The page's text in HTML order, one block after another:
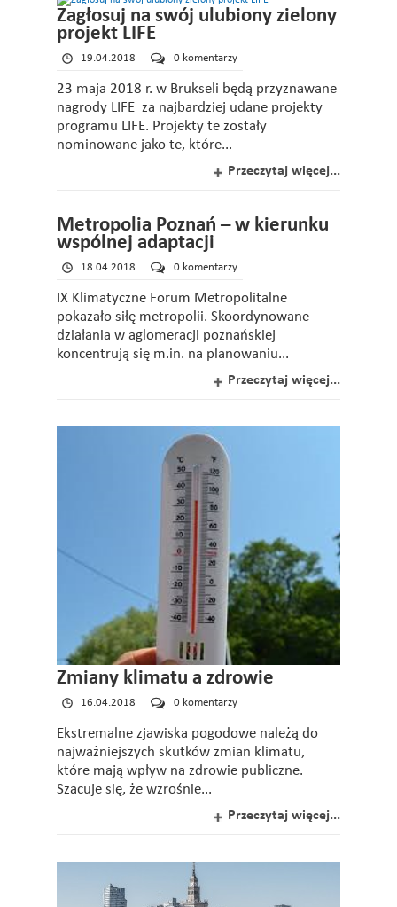
Zagłosuj na swój ulubiony zielony
projekt LIFE
19.04.2018 0 komentarzy
23 maja 2018 r. w Brukseli będą przyznawane
nagrody LIFE za najbardziej udane projekty
programu LIFE. Projekty te zostały
nominowane jako te, które...
Przeczytaj więcej...
Metropolia Poznań – w kierunku
wspólnej adaptacji
18.04.2018 0 komentarzy
IX Klimatyczne Forum Metropolitalne
pokazało siłę metropolii. Skoordynowane
działania w aglomeracji poznańskiej
koncentrują się m.in. na planowaniu...
Przeczytaj więcej...
Zmiany klimatu a zdrowie
16.04.2018 0 komentarzy
Ekstremalne zjawiska pogodowe należą do
najważniejszych skutków zmian klimatu,
które mają wpływ na zdrowie publiczne.
Szacuje się, że wzrośnie...
Przeczytaj więcej...